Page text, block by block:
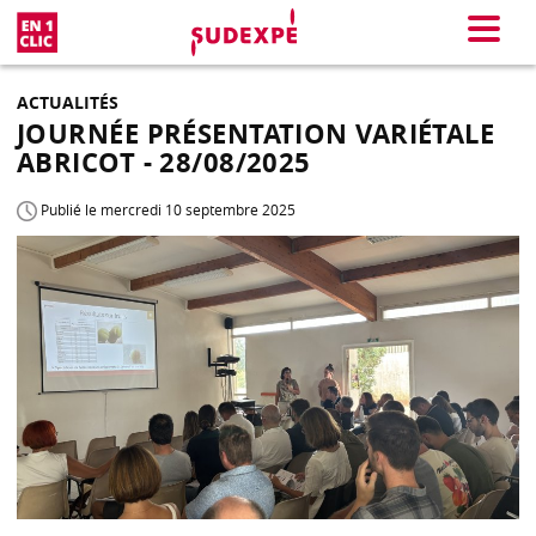
Menu
ACTUALITÉS
JOURNÉE PRÉSENTATION VARIÉTALE
ABRICOT - 28/08/2025
Publié le mercredi 10 septembre 2025